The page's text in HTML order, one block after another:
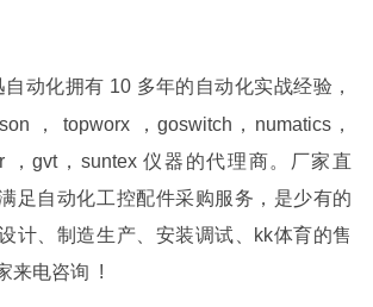
动化拥有 10 多年的自动化实战经验，
， topworx ，goswitch，numatics，
，gvt，suntex 仪器的代理商。厂家直
足自动化工控配件采购服务，是少有的
计、制造生产、安装调试、kk体育的售
来电咨询 !